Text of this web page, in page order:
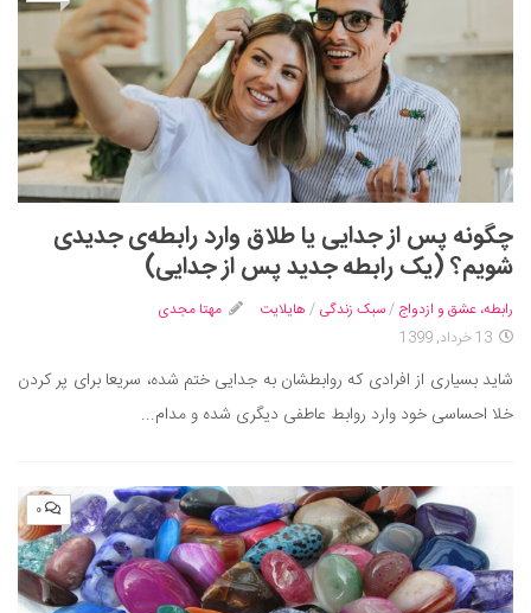
بیماری و درمان
کودک و مادر
ورزش و تندرستی
روانشناسی
مراکز پزشکی و دارویی
فرهنگ و هنر
سینما و تئاتر
تلویزیون
چهره‌ها
تاریخ
معماری
علمی
چگونه پس از جدایی یا طلاق وارد رابطه‌ی جدیدی
شویم؟ (یک رابطه‌ جدید پس از جدایی)
رابطه، عشق و ازدواج /سبک زندگی / هایلایت
مهتا مجدی
13 خرداد, 1399
شاید بسیاری از افرادی که روابطشان به جدایی ختم شده، سریعا برای پر کردن
خلا احساسی خود وارد روابط عاطفی دیگری شده و مدام...
۰